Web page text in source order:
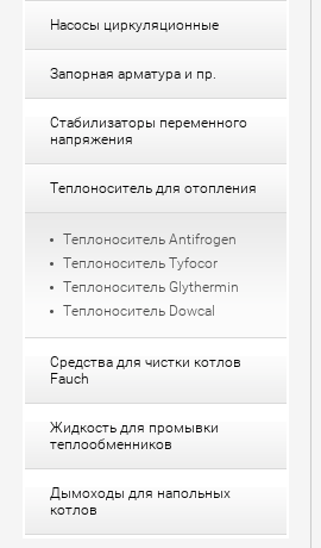
Насосы циркуляционные
Запорная арматура и пр.
Стабилизаторы переменного
напряжения
Теплоноситель для отопления
Теплоноситель Antifrogen
Теплоноситель Tyfocor
Теплоноситель Glythermin
Теплоноситель Dowcal
Средства для чистки котлов
Fauch
Жидкость для промывки
теплообменников
Дымоходы для напольных
котлов